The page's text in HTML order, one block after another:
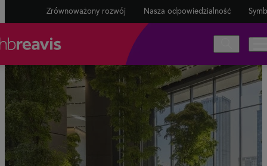
Zrównoważony rozwój Nasza odpowiedzialność